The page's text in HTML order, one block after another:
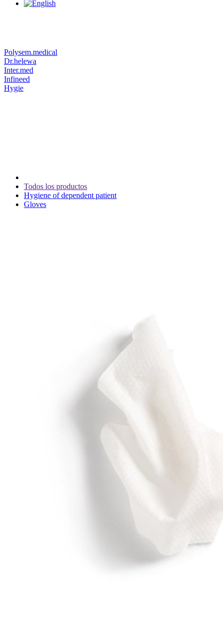
Polysem.medical
Dr.helewa
Inter.med
Infineed
Hygie
Todos los productos
Hygiene of dependent patient
Gloves